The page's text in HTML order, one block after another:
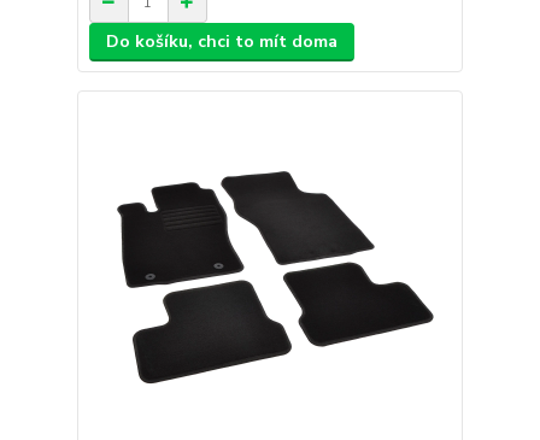
Do košíku, chci to mít doma